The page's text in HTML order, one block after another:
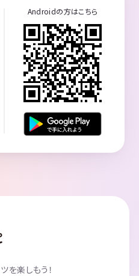
Androidの方はこちら
を楽しもう！